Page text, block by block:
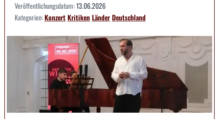
Veröffentlichungsdatum:13.06.2026
Kategorien:KonzertKritikenLänderDeutschland